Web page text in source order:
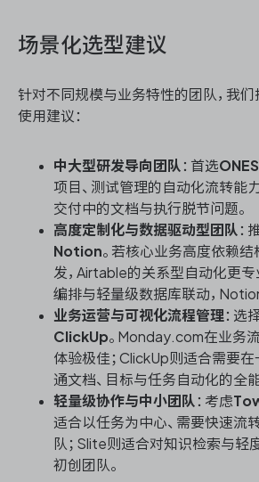
场景化选型建议
针对不同规模与业务特性的团队，我
使用建议：
中大型研发导向团队 ：首选ONES
项目、测试管理的自动化流转能
交付中的文档与执行脱节问题。
高度定制化与数据驱动型团队 ：
Notion。若核心业务高度依赖
发，Airtable的关系型自动化更专
编排与轻量级数据库联动，
业务运营与可视化流程管理：选
ClickUp。Monday.com在业务
体验极佳；ClickUp则适合需要
通文档、目标与任务自动化的全
轻量级协作与中小团队 ：考虑
适合以任务为中心、需要快速流
队；Slite则适合对知识检索与轻
初创团队。